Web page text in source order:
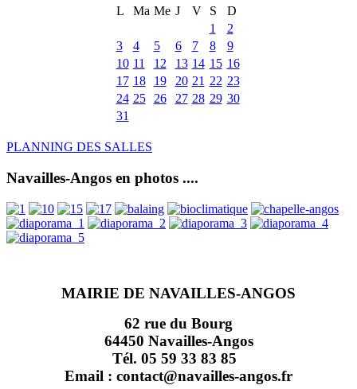
L
Ma Me J V S
D
1
2
3
4 5 6 7 8
9
10 11 12 13 14 15 16
17 18 19 20 21 22 23
24 25 26 27 28 29 30
31
PLANNING DES SALLES
Navailles-Angos en photos ....
MAIRIE DE NAVAILLES-ANGOS
62 rue du Bourg
64450 Navailles-Angos
Tél. 05 59 33 83 85
Email : contact@navailles-angos.fr